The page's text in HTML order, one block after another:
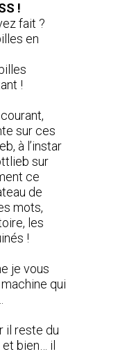
!
fait ?
en
!
sur ces
à l’instar
sur
ce
de
mots,
les
!
je vous
qui
il reste du
et bien… il